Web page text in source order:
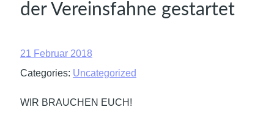
der Vereinsfahne gestartet
21 Februar 2018
Categories: Uncategorized
WIR BRAUCHEN EUCH!